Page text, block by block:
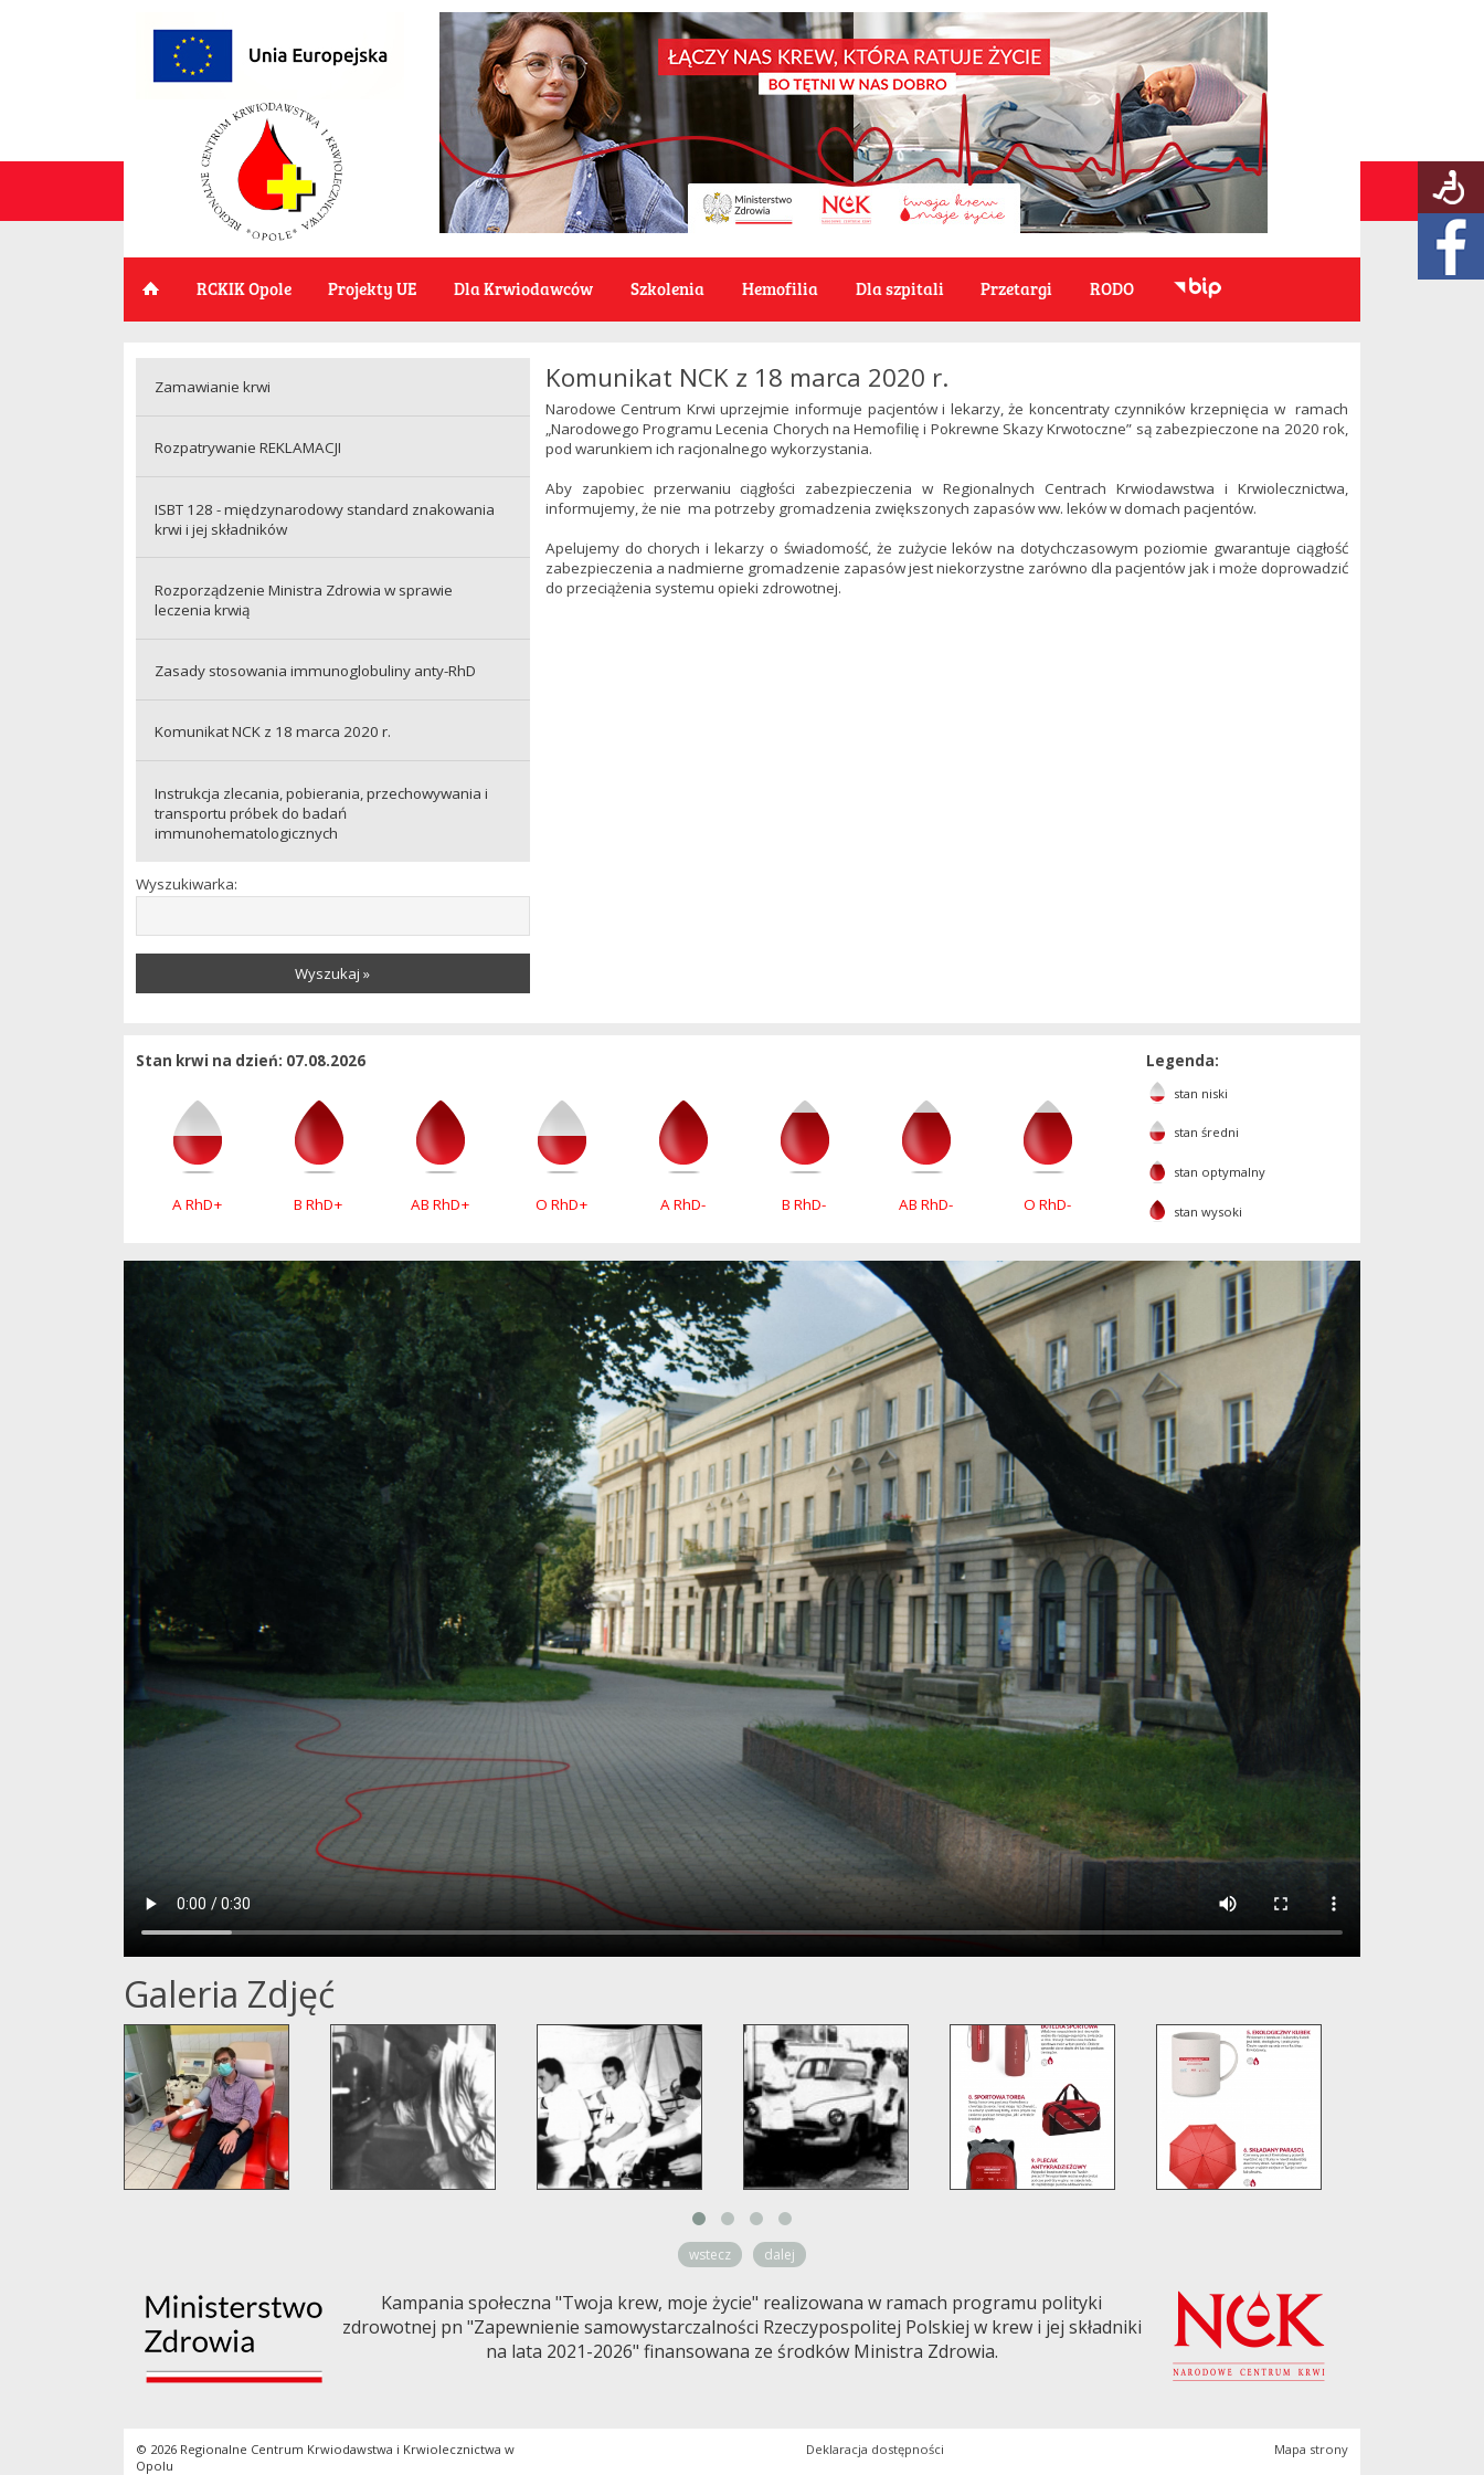
RCKIK Opole Projekty UE Dla Krwiodawców Szkolenia Hemofilia Dla szpitali Przetargi RODO
Zamawianie krwi
Rozpatrywanie REKLAMACJI
ISBT 128 - międzynarodowy standard znakowania
krwi i jej składników
Rozporządzenie Ministra Zdrowia w sprawie
leczenia krwią
Zasady stosowania immunoglobuliny anty-RhD
Komunikat NCK z 18 marca 2020 r.
Instrukcja zlecania, pobierania, przechowywania i
transportu próbek do badań
immunohematologicznych
Wyszukiwarka:
Wyszukaj »
Komunikat NCK z 18 marca 2020 r.
Narodowe Centrum Krwi uprzejmie informuje pacjentów i lekarzy, że koncentraty czynników krzepnięcia w ramach
„Narodowego Programu Lecenia Chorych na Hemofilię i Pokrewne Skazy Krwotoczne” są zabezpieczone na 2020 rok,
pod warunkiem ich racjonalnego wykorzystania.
Aby zapobiec przerwaniu ciągłości zabezpieczenia w Regionalnych Centrach Krwiodawstwa i Krwiolecznictwa,
informujemy, że nie ma potrzeby gromadzenia zwiększonych zapasów ww. leków w domach pacjentów.
Apelujemy do chorych i lekarzy o świadomość, że zużycie leków na dotychczasowym poziomie gwarantuje ciągłość
zabezpieczenia a nadmierne gromadzenie zapasów jest niekorzystne zarówno dla pacjentów jak i może doprowadzić
do przeciążenia systemu opieki zdrowotnej.
Stan krwi na dzień: 07.08.2026 Legenda:
A RhD+ B RhD+ AB RhD+ O RhD+ A RhD- B RhD- AB RhD- O RhD-
stan niski
stan średni
stan optymalny
stan wysoki
Galeria Zdjęć
wstecz dalej
Kampania społeczna "Twoja krew, moje życie" realizowana w ramach programu polityki
zdrowotnej pn "Zapewnienie samowystarczalności Rzeczypospolitej Polskiej w krew i jej składniki
na lata 2021-2026" finansowana ze środków Ministra Zdrowia.
© 2026 Regionalne Centrum Krwiodawstwa i Krwiolecznictwa w
Opolu
Deklaracja dostępności Mapa strony